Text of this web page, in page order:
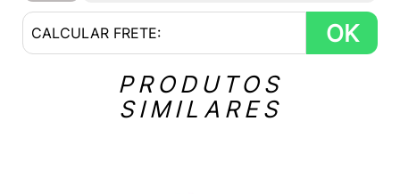
OK
PRODUTOS
SIMILARES